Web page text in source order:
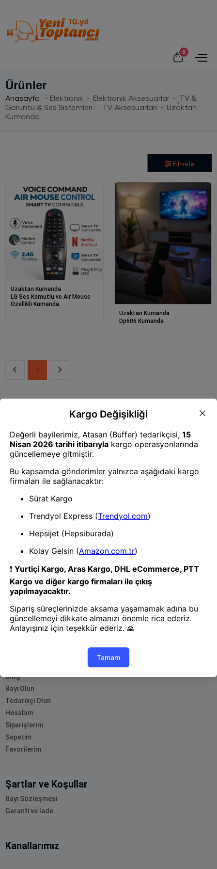
0
Ürünler
Anasayfa Elektronik Elektronik Aksesuarlar
TV &
Görüntü & Ses Sistemleri
TV Aksesuarları
Uzaktan
Kumanda
Filtrele
Uzaktan Kumanda
LG Ses Komutlu ve Aır Mouse
Özellikli Kumanda
Uzaktan Kumanda
Dp606 Kumanda
1
App Store Google Play
Hakkımızda
Akademi
Bilgi Merkezi
Yete Cargo
Yol Haritamız
Blog
Bayi Olun
Tedarikçi Olun
Hesabım
Siparişlerim
Sepetim
Favorilerim
Şartlar ve Koşullar
Bayi Sözleşmesi
Garanti ve İade
Kanallarımız